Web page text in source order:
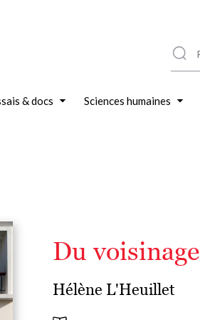
& docs Sciences humaines
Du voisinage
Hélène L'Heuillet